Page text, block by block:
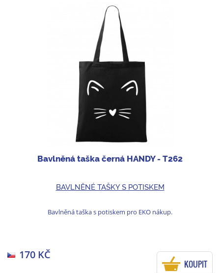
Bavlněná taška černá HANDY - T262
BAVLNĚNÉ TAŠKY S POTISKEM
Bavlněná taška s potiskem pro EKO nákup.
170 KČ
KOUPIT